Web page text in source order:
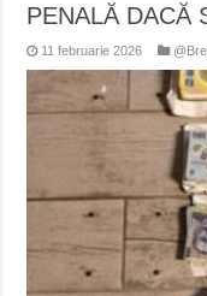
PENALĂ DACĂ
11 februarie 2026